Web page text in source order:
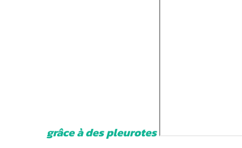
grâce à des pleurotes